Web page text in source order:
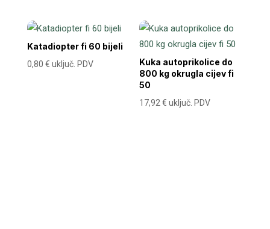
Katadiopter fi 60 bijeli
0,80 € uključ. PDV
Kuka autoprikolice do
800 kg okrugla cijev fi
50
17,92€ uključ. PDV